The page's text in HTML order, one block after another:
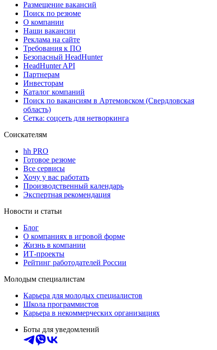
Размещение вакансий
Поиск по резюме
О компании
Наши вакансии
Реклама на сайте
Требования к ПО
Безопасный HeadHunter
HeadHunter API
Партнерам
Инвесторам
Каталог компаний
Поиск по вакансиям в Артемовском (Свердловская
область)
Сетка: соцсеть для нетворкинга
Соискателям
hh PRO
Готовое резюме
Все сервисы
Хочу у вас работать
Производственный календарь
Экспертная рекомендация
Новости и статьи
Блог
О компаниях в игровой форме
Жизнь в компании
ИТ-проекты
Рейтинг работодателей России
Молодым специалистам
Карьера для молодых специалистов
Школа программистов
Карьера в некоммерческих организациях
Боты для уведомлений